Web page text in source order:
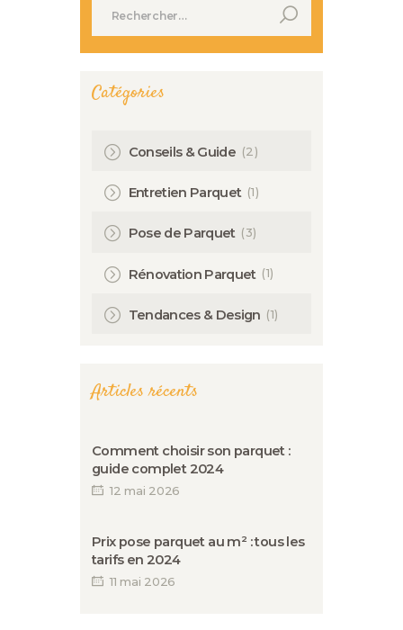
Catégories
Conseils & Guide (2)
Entretien Parquet (1)
Pose de Parquet (3)
Rénovation Parquet (1)
Tendances & Design (1)
Articles récents
Comment choisir son parquet :
guide complet 2024
12 mai 2026
Prix pose parquet au m² : tous les
tarifs en 2024
11 mai 2026